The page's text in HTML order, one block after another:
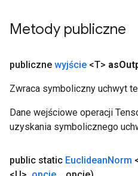
Metody publiczne
publiczne wyjście <T> as
Zwraca symboliczny uchwyt
Dane wejściowe operacji
uzyskania symbolicznego
public static EuclideanNorm